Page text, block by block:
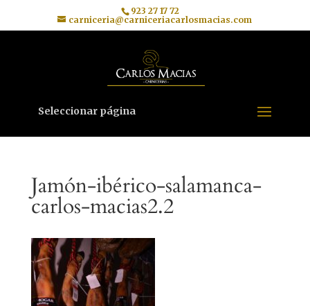
923 27 17 72
carniceria@carniceriacarlosmacias.com
Seleccionar página
Jamón-ibérico-salamanca-
carlos-macias2.2